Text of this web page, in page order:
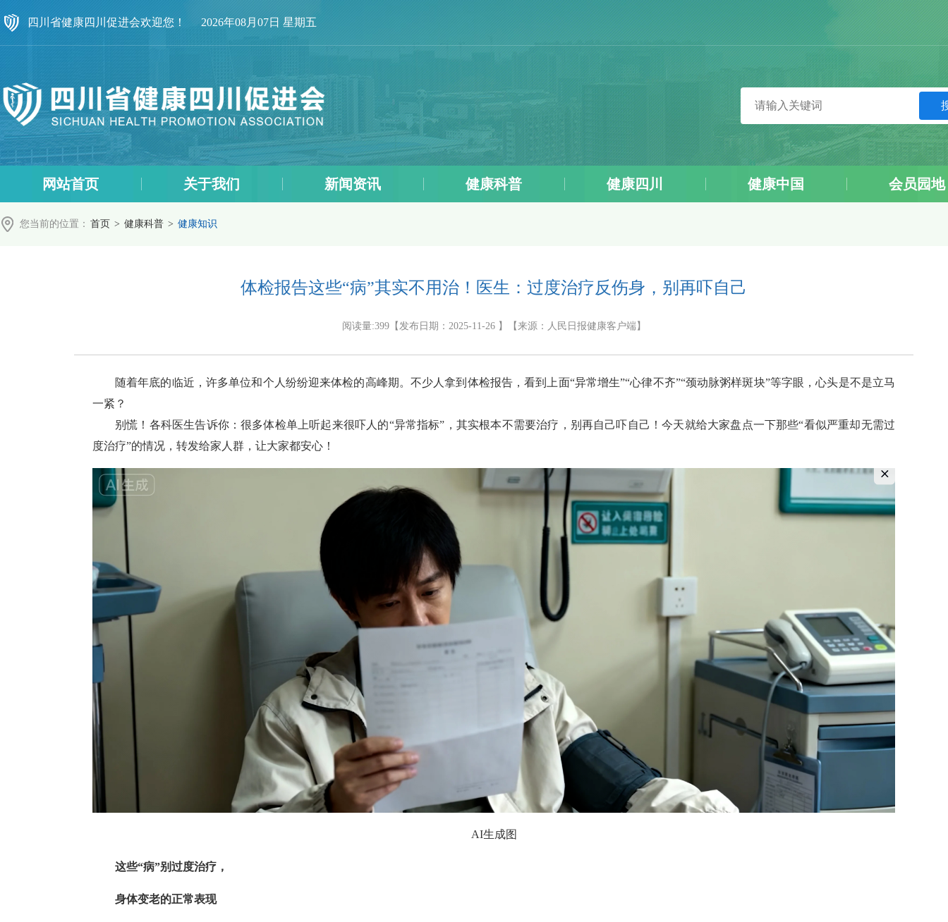
四川省健康四川促进会欢迎您！ 2026年08月07日 星期五
网站首页 关于我们 新闻资讯 健康科普 健康四川 健康中国 会员园地
您当前的位置： 首页 > 健康科普 > 健康知识
体检报告这些“病”其实不用治！医生：过度治疗反伤身，别再吓自己
阅读量:399【发布日期：2025-11-26 】 【来源： 人民日报健康客户端】
随着年底的临近，许多单位和个人纷纷迎来体检的高峰期。不少人拿到体检报告，看到上面“异常增生”“心律不齐”“颈动脉粥样斑块”等字眼，心头是不是立马
一紧？
别慌！各科医生告诉你：很多体检单上听起来很吓人的“异常指标”，其实根本不需要治疗，别再自己吓自己！今天就给大家盘点一下那些“看似严重却无需过
度治疗”的情况，转发给家人群，让大家都安心！
AI生成图
这些“病”别过度治疗，
身体变老的正常表现